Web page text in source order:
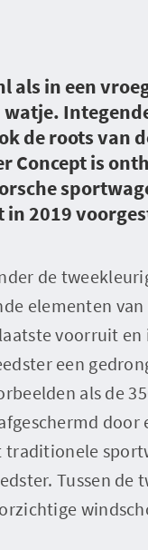
als in een
watje.
de roots van
Concept is
2019
de
elementen
voorruit
een
als de
door
Tussen de